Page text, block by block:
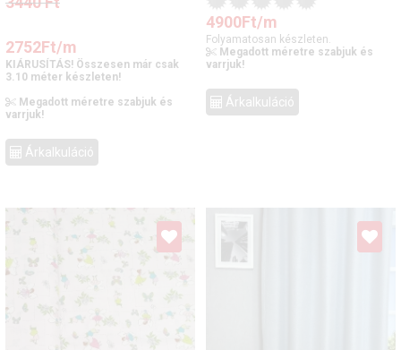
2752Ft/m
KIÁRUSÍTÁS! Összesen már csak
3.10 méter készleten!
Megadott méretre szabjuk és
varrjuk!
Árkalkuláció
4900Ft/m
Folyamatosan készleten.
Megadott méretre szabjuk és
varrjuk!
Árkalkuláció